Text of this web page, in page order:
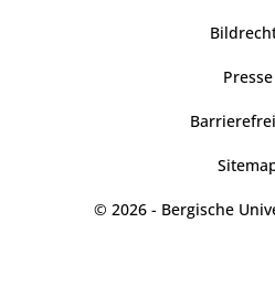
Presse
© 2026 - Bergische